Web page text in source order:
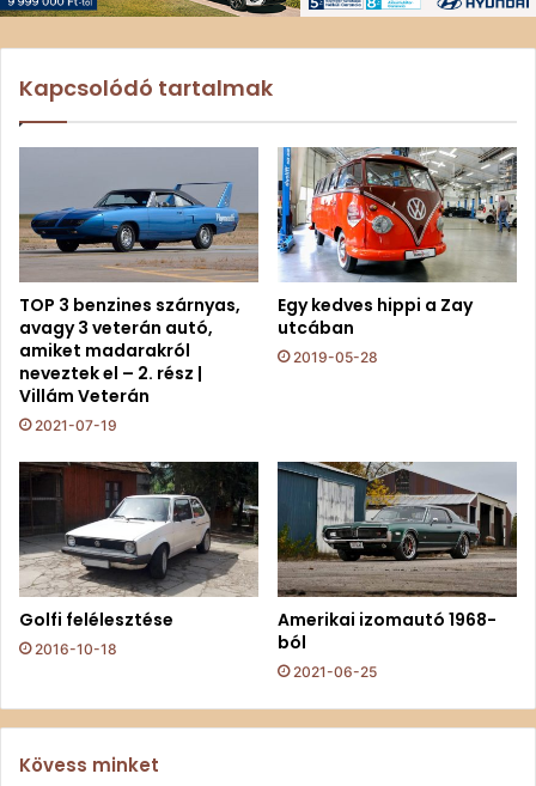
Kapcsolódó tartalmak
TOP 3 benzines szárnyas,
avagy 3 veterán autó,
amiket madarakról
neveztek el – 2. rész |
Villám Veterán
2021-07-19
Egy kedves hippi a Zay
utcában
2019-05-28
Golfi felélesztése
2016-10-18
Amerikai izomautó 1968-
ból
2021-06-25
Kövess minket